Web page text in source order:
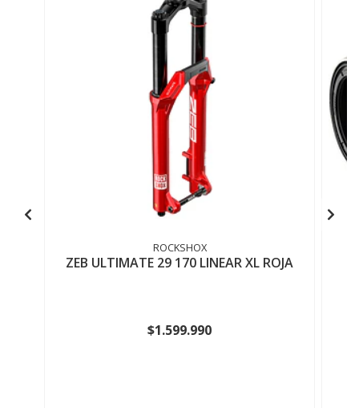
ROCKSHOX
ZEB ULTIMATE 29 170 LINEAR XL ROJA
$1.599.990